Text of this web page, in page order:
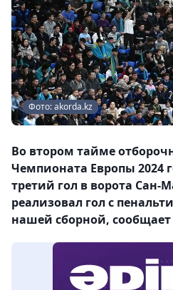
Фото: akorda.kz
Во втором тайме
Чемпионата Европы 2024
третий гол в ворота Сан-
реализовал гол с
нашей сборной, сообщает